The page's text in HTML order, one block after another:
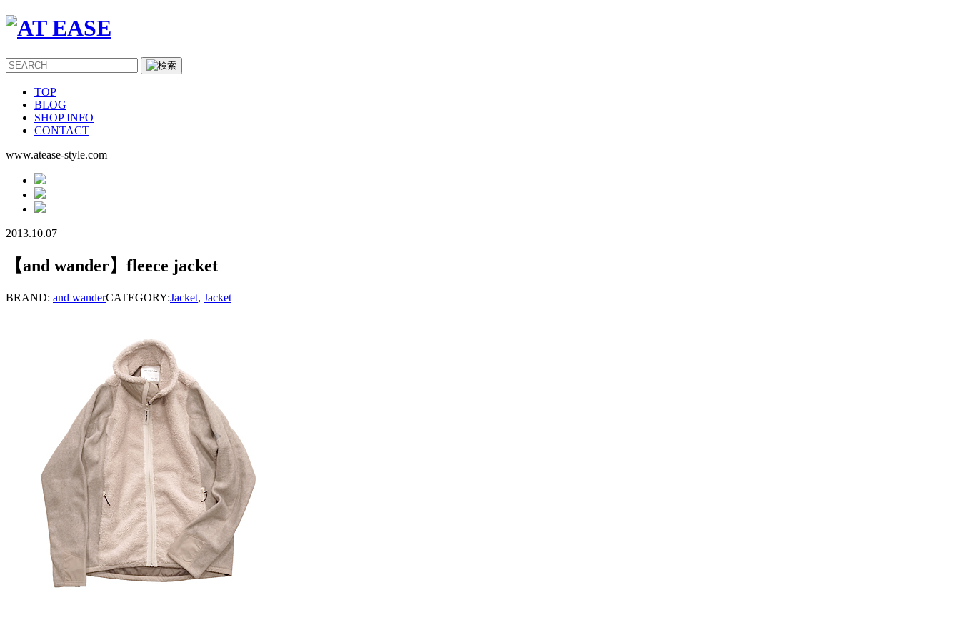
TOP
BLOG
SHOP INFO
CONTACT
www.atease-style.com
2013.10.07
【and wander】fleece jacket
BRAND: and wanderCATEGORY:Jacket, Jacket